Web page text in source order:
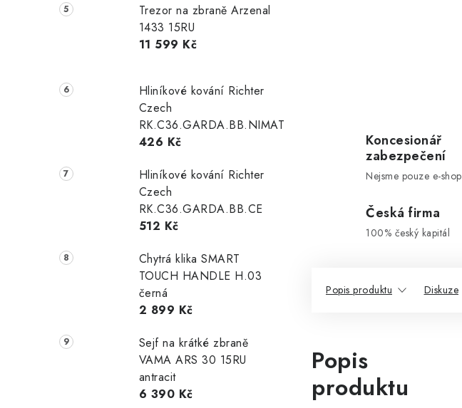
Trezor na zbraně Arzenal
1433 15RU
11 599 Kč
Hliníkové kování Richter
Czech
RK.C36.GARDA.BB.NIMAT
426 Kč
Hliníkové kování Richter
Czech
RK.C36.GARDA.BB.CE
512 Kč
Chytrá klika SMART
TOUCH HANDLE H.03
černá
2 899 Kč
Sejf na krátké zbraně
VAMA ARS 30 15RU
antracit
6 390 Kč
Koncesionář
zabezpečení
Nejsme pouze e-shop
Česká firma
100% český kapitál
Popis produktu Diskuze
Popis
produktu